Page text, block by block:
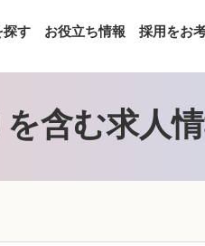
す お役立ち情報 採用をお
含む求人